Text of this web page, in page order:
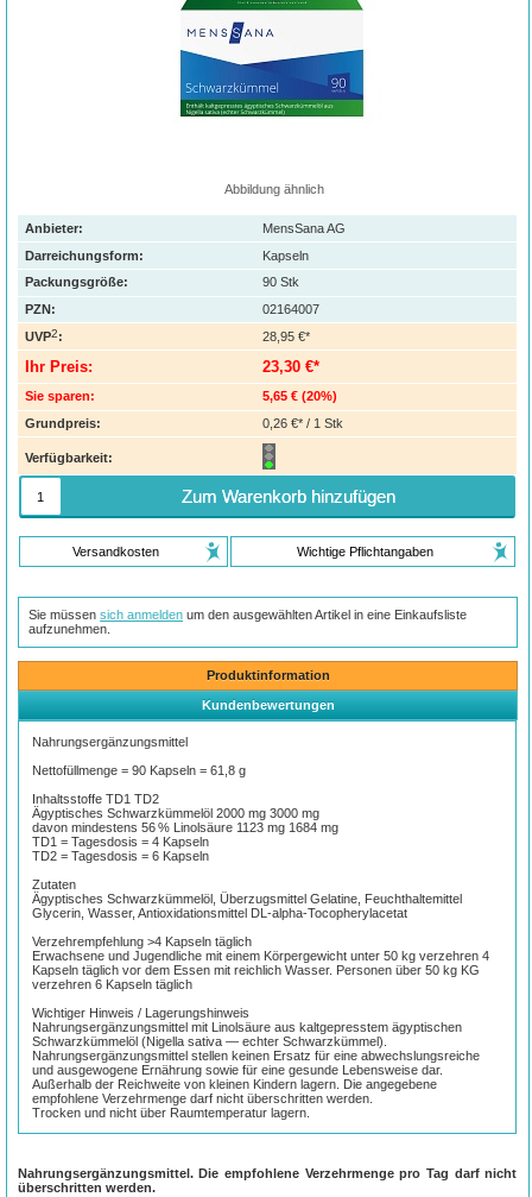
Abbildung ähnlich
Anbieter:
MensSana AG
Darreichungsform:
Kapseln
Packungsgröße:
90 Stk
PZN:
02164007
UVP2: 28,95 €*
Ihr Preis: 23,30 €*
Sie sparen: 5,65 € (20%)
Grundpreis:
0,26 €* / 1 Stk
Verfügbarkeit:
Zum Warenkorb hinzufügen
Versandkosten Wichtige Pflichtangaben
Sie müssensich anmelden um den ausgewählten Artikel in eine Einkaufsliste
aufzunehmen.
Produktinformation
Kundenbewertungen
Nahrungsergänzungsmittel
Nettofüllmenge = 90 Kapseln = 61,8 g
Inhaltsstoffe TD1 TD2
Ägyptisches Schwarzkümmelöl 2000 mg 3000 mg
davon mindestens 56­ % Linolsäure 1123 mg 1684 mg
TD1 = Tagesdosis = 4 Kapseln
TD2 = Tagesdosis = 6 Kapseln
Zutaten
Ägyptisches Schwarzkümmelöl, Überzugsmittel Gelatine, Feuchthaltemittel
Glycerin, Wasser, Antioxidationsmittel DL-alpha-Tocopherylacetat
Verzehrempfehlung >4 Kapseln täglich
Erwachsene und Jugendliche mit einem Körpergewicht unter 50 kg verzehren 4
Kapseln täglich vor dem Essen mit reichlich Wasser. Personen über 50 kg KG
verzehren 6 Kapseln täglich
Wichtiger Hinweis / Lagerungshinweis
Nahrungsergänzungsmittel mit Linolsäure aus kaltgepresstem ägyptischen
Schwarzkümmelöl (Nigella sativa — echter Schwarzkümmel).
Nahrungsergänzungsmittel stellen keinen Ersatz für eine abwechslungsreiche
und ausgewogene Ernährung sowie für eine gesunde Lebensweise dar.
Außerhalb der Reichweite von kleinen Kindern lagern. Die angegebene
empfohlene Verzehrmenge darf nicht überschritten werden.
Trocken und nicht über Raumtemperatur lagern.
Nahrungsergänzungsmittel. Die empfohlene Verzehrmenge pro Tag darf nicht
überschritten werden.